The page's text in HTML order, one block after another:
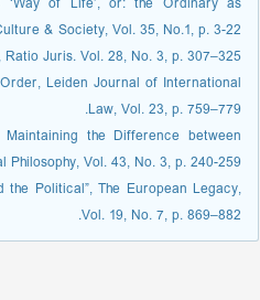
& Society, Vol. 35, No.1, p. 3-22.
Juris. Vol. 28, No. 3, p. 307–325.
Leiden Journal of International
Law, Vol. 23, p. 759–779.
the Difference between
Vol. 43, No. 3, p. 240-259.
Political”, The European Legacy,
Vol. 19, No. 7, p. 869–882.